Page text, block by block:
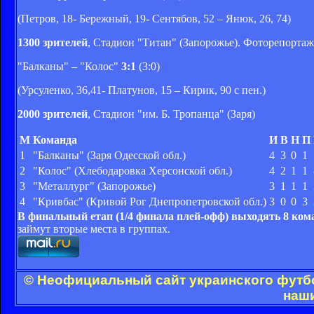
(Петров, 18- Бережный, 19- Сентябов, 52 – Янюк, 26, 74)
1300 зрителей, Стадион "Титан" (Запорожье). Фоторепортаж
"Балканы" – "Колос" 3:1 (3:0)
(Урсуленко, 36,41- Платунов, 15 – Кирик, 90 с пен.)
2000 зрителей, Стадион "им. Б. Тропанца" (Заря)
М Команда И В Н П
1
"Балканы" (Заря Одесской обл.) 4 3 0 1
2
"Колос" (Хлебодаровка Херсонской обл.) 4 2 1 1
3
"Металлург" (Запорожье) 3 1 1 1
4
"Кривбас" (Кривой Рог Днепропетровской обл.) 3 0 0 3
В финальный етап (1/4 финала плей-офф) выходять 8
займут вторые места в группах.
© Неофициальный сайт украинского